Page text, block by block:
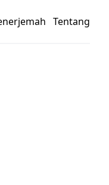
Tentang